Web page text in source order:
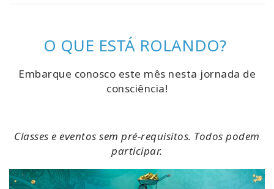
O QUE ESTÁ ROLANDO?
Embarque conosco este mês nesta jornada de
consciência!
Classes e eventos sem pré-requisitos. Todos podem
participar.